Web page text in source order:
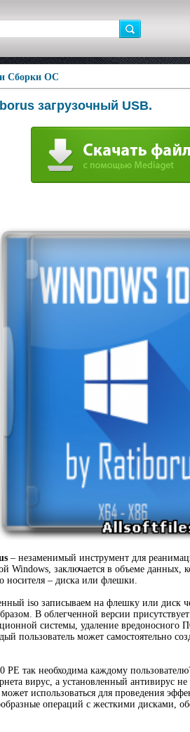
Сборки ОС
загрузочный USB.
– незаменимый инструмент для
Windows, заключается в объеме данных,
носителя – диска или флешки.
iso записываем на флешку или диск
В облегченной версии
системы, удаление вредоносного
пользователь может самостоятельно
PE так необходима каждому
вирус, а установленный антивирус не
использоваться для проведения
операций с жесткими дисками,